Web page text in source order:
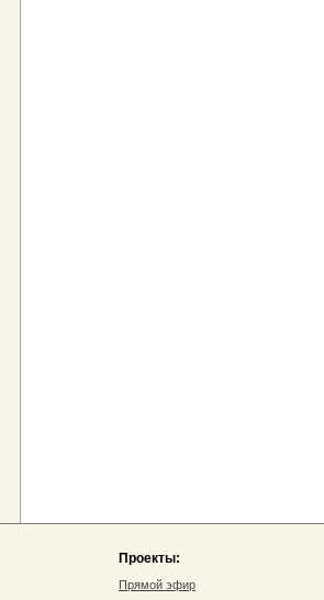
Проекты:
Прямой эфир